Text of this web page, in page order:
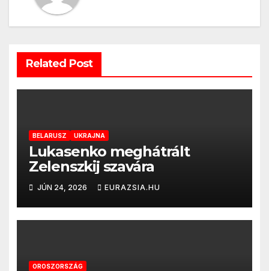
Related Post
BELARUSZ UKRAJNA
Lukasenko meghátrált
Zelenszkij szavára
JÚN 24, 2026 EURAZSIA.HU
OROSZORSZÁG